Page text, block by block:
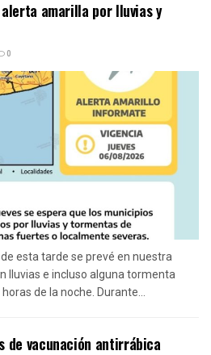
alerta amarilla por lluvias y
0
esta tarde se prevé en nuestra
lluvias e incluso alguna tormenta
de la noche. Durante...
de vacunación antirrábica